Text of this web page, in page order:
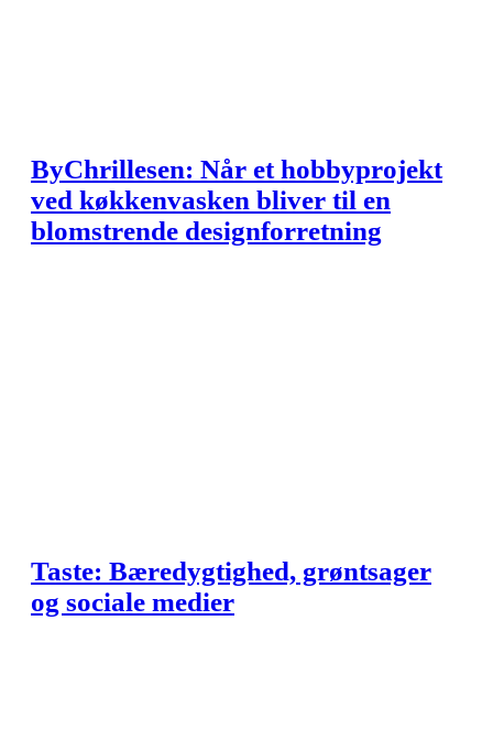
ByChrillesen: Når et hobbyprojekt
ved køkkenvasken bliver til en
blomstrende designforretning
Taste: Bæredygtighed, grøntsager
og sociale medier